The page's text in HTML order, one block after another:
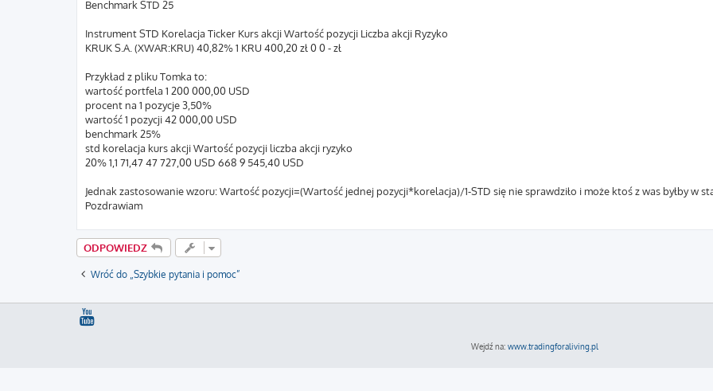
Benchmark STD 25
Instrument STD Korelacja Ticker Kurs akcji Wartość pozycji Liczba akcji Ryzyko
KRUK S.A. (XWAR:KRU) 40,82% 1 KRU 400,20 zł 0 0 - zł
Przykład z pliku Tomka to:
wartość portfela 1 200 000,00 USD
procent na 1 pozycje 3,50%
wartość 1 pozycji 42 000,00 USD
benchmark 25%
std korelacja kurs akcji Wartość pozycji liczba akcji ryzyko
20% 1,1 71,47 47 727,00 USD 668 9 545,40 USD
Jednak zastosowanie wzoru: Wartość pozycji=(Wartość jednej pozycji*korelacja)/1-STD się nie sprawdziło i może ktoś z was byłby w
Pozdrawiam
ODPOWIEDZ
Wróć do „Szybkie pytania i pomoc”
Wejdź na: www.tradingforaliving.pl